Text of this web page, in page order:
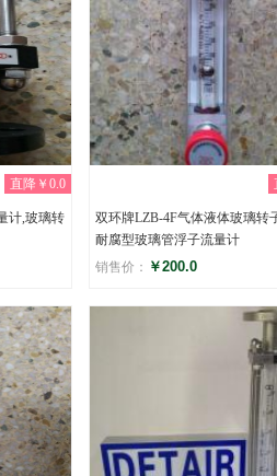
直降￥0.0
计,玻璃转
双环牌LZB-4F气体液体玻璃转
耐腐型玻璃管浮子流量计
销售价： ￥200.0
评分